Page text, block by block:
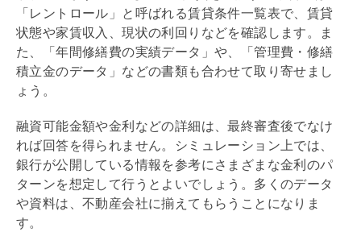
「 レントロール 」と呼ばれる賃貸条件一覧表で、賃貸
状態や家賃収入、現状の利回り などを確認します。ま
た、「年間修繕費の実績データ」や、「管理費 ・ 修繕
積立金のデータ」などの書類も合わせて取り寄せまし
ょう。
融資可能金額や金利などの詳細は、最終審査後でなけ
れば回答を得られません。シミュレーション上では、
銀行が公開している情報を参考にさまざまな金利のパ
ターンを想定して行うとよいでしょう。多くのデータ
や資料は、不動産会社に揃えてもらうことになりま
す。